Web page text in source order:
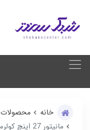
خانه محصولات